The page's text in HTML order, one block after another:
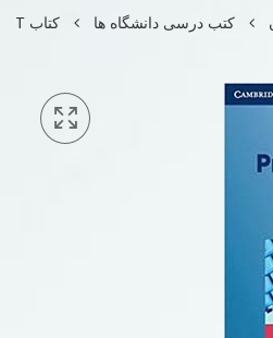
کتب درسی دانشگاه ها کتاب Professional English in use ICT